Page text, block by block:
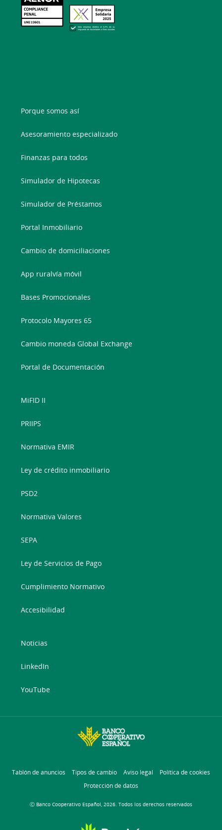
Porque somos así
Asesoramiento especializado
Finanzas para todos
Simulador de Hipotecas
Simulador de Préstamos
Portal Inmobiliario
Cambio de domiciliaciones
App ruralvía móvil
Bases Promocionales
Protocolo Mayores 65
Cambio moneda Global Exchange
Portal de Documentación
MiFID II
PRIIPS
Normativa EMIR
Ley de crédito inmobiliario
PSD2
Normativa Valores
SEPA
Ley de Servicios de Pago
Cumplimiento Normativo
Accesibilidad
Noticias
LinkedIn
YouTube
Tablón de anuncios Tipos de cambio Aviso legal
Política de cookies
Protección de datos
Ⓒ Banco Cooperativo Español, 2026. Todos los derechos reservados